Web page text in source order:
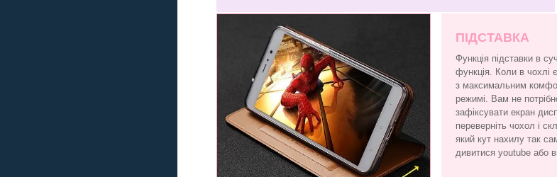
ПІДСТАВКА
Функція підставки в
функція. Коли в чохлі
з максимальним
режимі. Вам не
зафіксувати екран
переверніть чохол і
який кут нахилу так
дивитися youtube або